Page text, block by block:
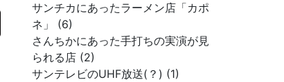
サンチカにあったラーメン店「カポ
ネ」 (6)
さんちかにあった手打ちの実演が見
られる店 (2)
サンテレビのUHF放送(？) (1)